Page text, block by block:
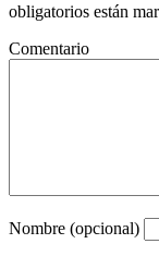
obligatorios están
Comentario
Nombre (opcional)